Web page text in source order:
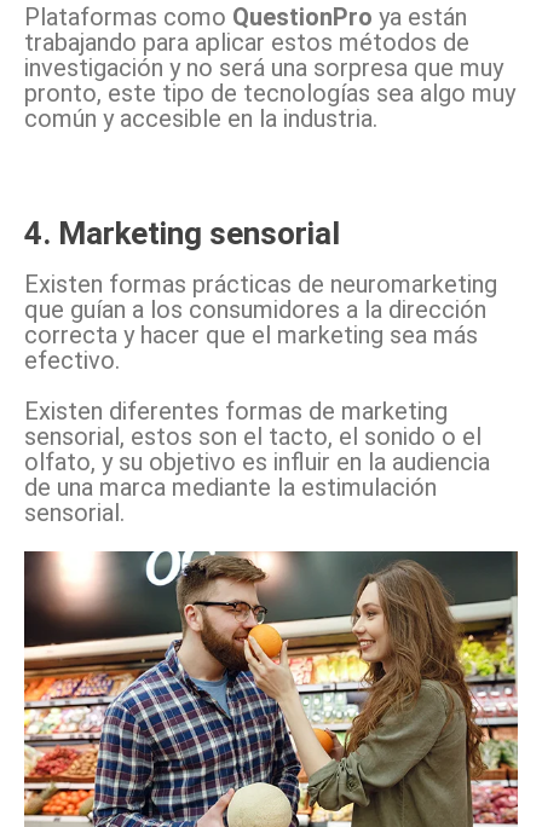
Plataformas como QuestionPro ya están
trabajando para aplicar estos métodos de
investigación y no será una sorpresa que muy
pronto, este tipo de tecnologías sea algo muy
común y accesible en la industria.
4. Marketing sensorial
Existen formas prácticas de neuromarketing
que guían a los consumidores a la dirección
correcta y hacer que el marketing sea más
efectivo.
Existen diferentes formas de marketing
sensorial, estos son el tacto, el sonido o el
olfato, y su objetivo es influir en la audiencia
de una marca mediante la estimulación
sensorial.